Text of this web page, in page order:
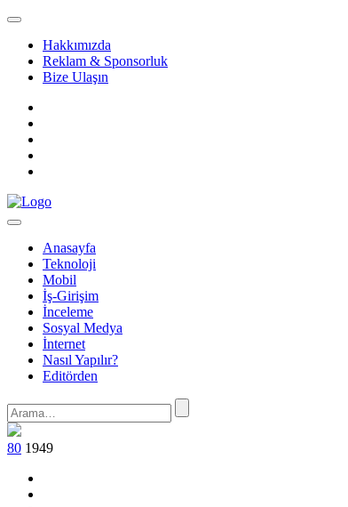
Hakkımızda
Reklam & Sponsorluk
Bize Ulaşın
Anasayfa
Teknoloji
Mobil
İş-Girişim
İnceleme
Sosyal Medya
İnternet
Nasıl Yapılır?
Editörden
80 1949